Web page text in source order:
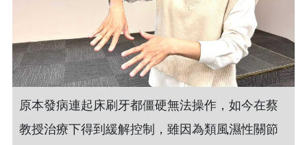
原本發病連起床刷牙都僵硬無法操作，如今在蔡
教授治療下得到緩解控制，雖因為類風濕性關節